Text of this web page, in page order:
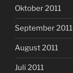
Oktober 2011
September 2011
August 2011
Juli 2011